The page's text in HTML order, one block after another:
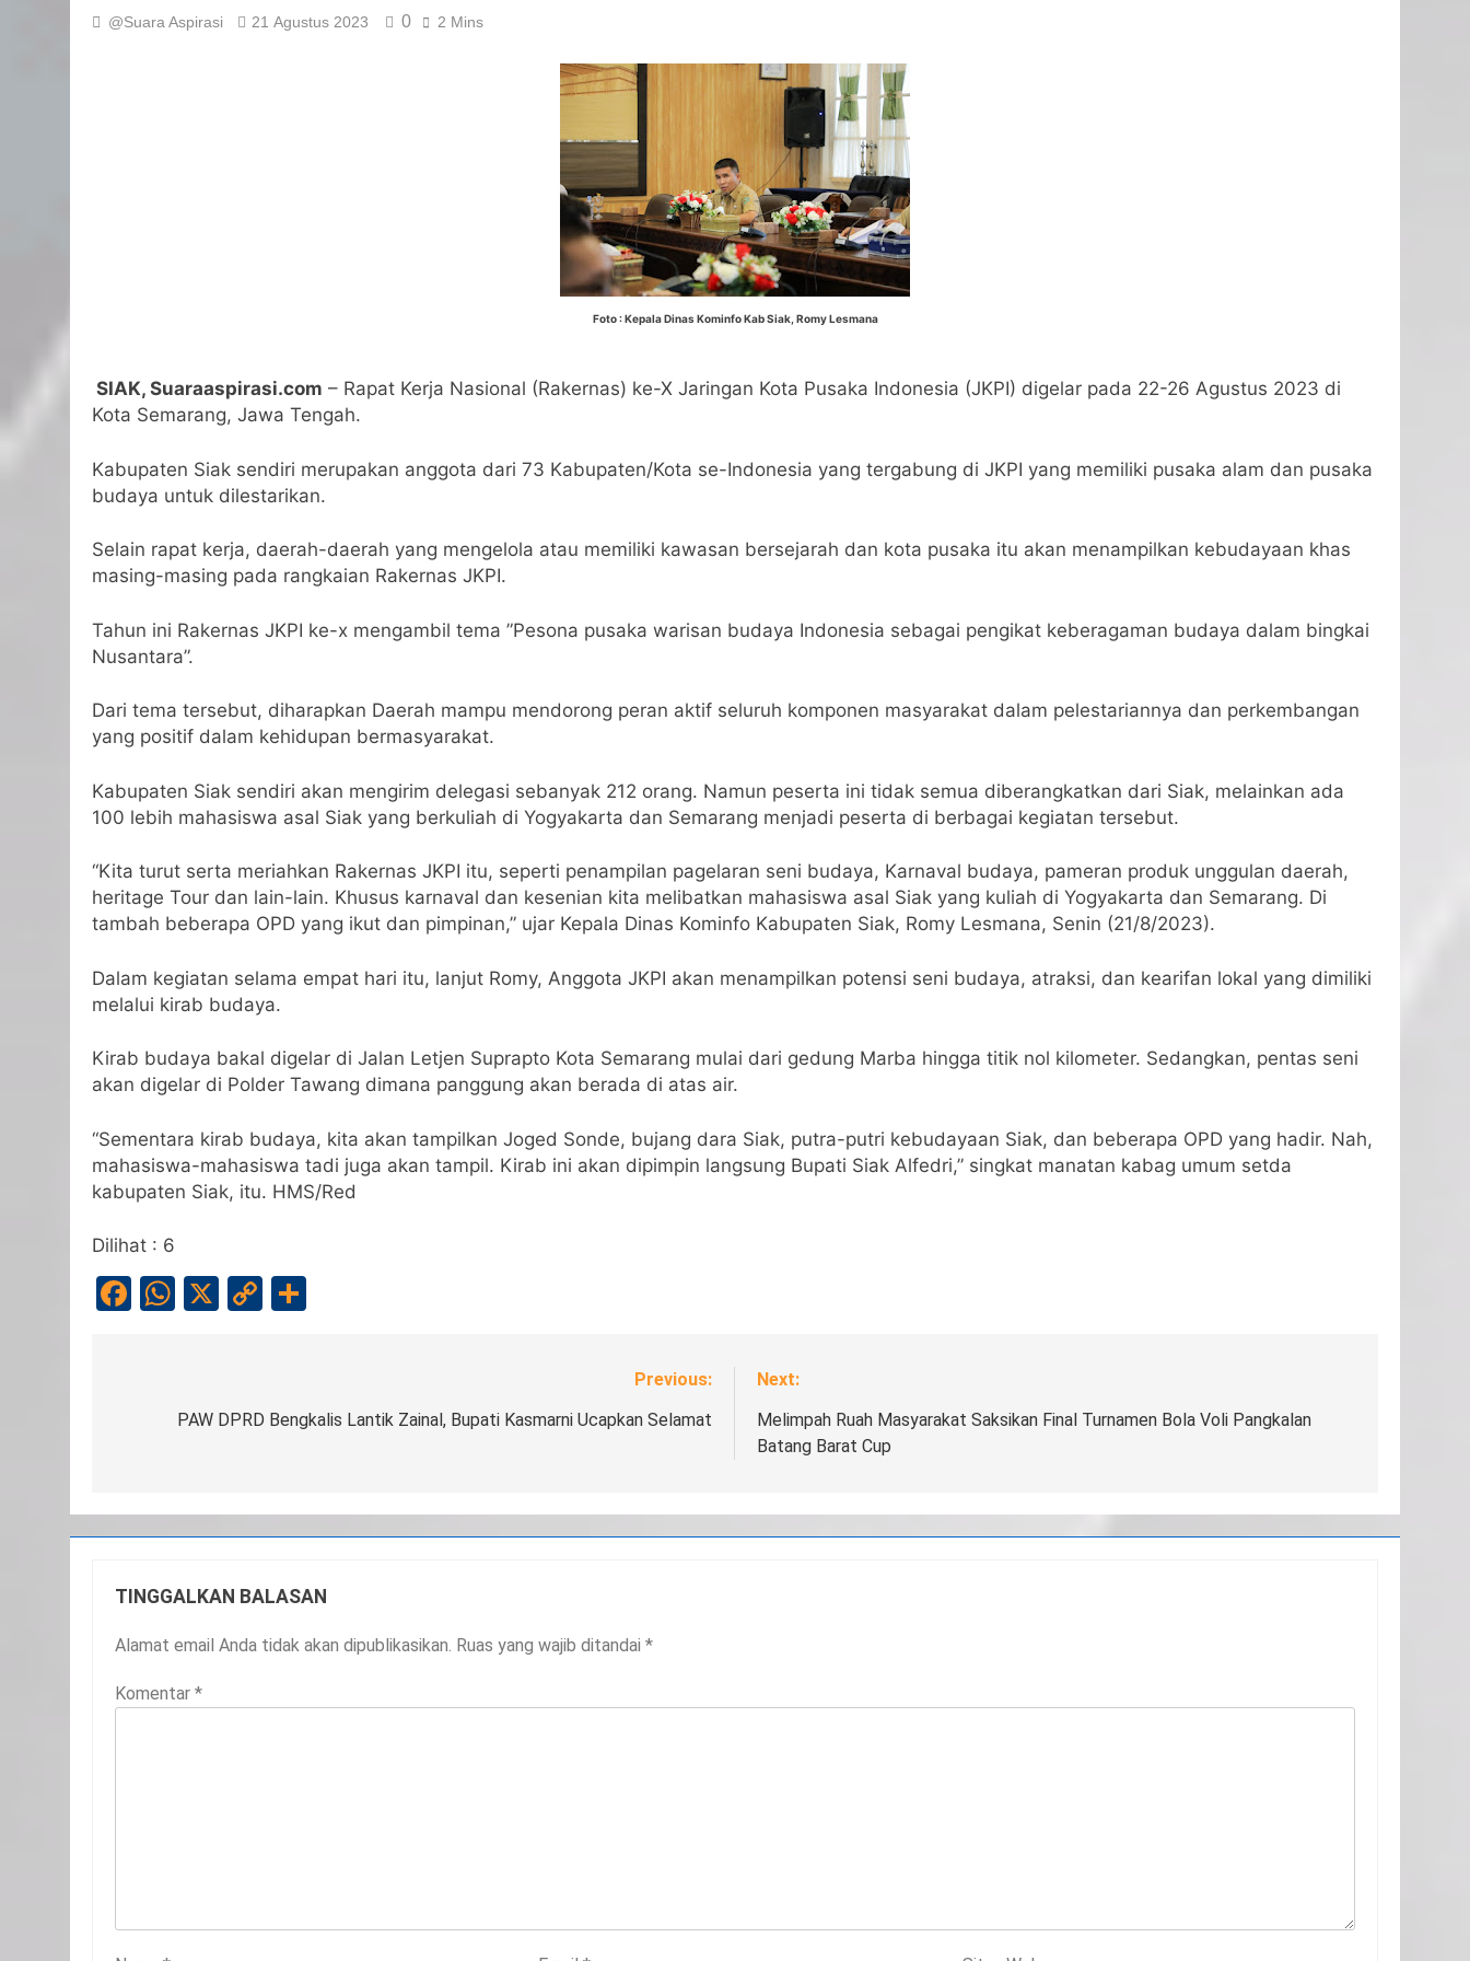
@Suara Aspirasi 21 Agustus 2023 0 2 Mins
Foto : Kepala Dinas Kominfo Kab Siak, Romy Lesmana
SIAK, Suaraaspirasi.com – Rapat Kerja Nasional (Rakernas) ke-X Jaringan Kota Pusaka Indonesia (JKPI) digelar pada 22-26 Agustus 2023 di
Kota Semarang, Jawa Tengah.
Kabupaten Siak sendiri merupakan anggota dari 73 Kabupaten/Kota se-Indonesia yang tergabung di JKPI yang memiliki pusaka alam dan pusaka
budaya untuk dilestarikan.
Selain rapat kerja, daerah-daerah yang mengelola atau memiliki kawasan bersejarah dan kota pusaka itu akan menampilkan kebudayaan khas
masing-masing pada rangkaian Rakernas JKPI.
Tahun ini Rakernas JKPI ke-x mengambil tema ”Pesona pusaka warisan budaya Indonesia sebagai pengikat keberagaman budaya dalam bingkai
Nusantara”.
Dari tema tersebut, diharapkan Daerah mampu mendorong peran aktif seluruh komponen masyarakat dalam pelestariannya dan perkembangan
yang positif dalam kehidupan bermasyarakat.
Kabupaten Siak sendiri akan mengirim delegasi sebanyak 212 orang. Namun peserta ini tidak semua diberangkatkan dari Siak, melainkan ada
100 lebih mahasiswa asal Siak yang berkuliah di Yogyakarta dan Semarang menjadi peserta di berbagai kegiatan tersebut.
“Kita turut serta meriahkan Rakernas JKPI itu, seperti penampilan pagelaran seni budaya, Karnaval budaya, pameran produk unggulan daerah,
heritage Tour dan lain-lain. Khusus karnaval dan kesenian kita melibatkan mahasiswa asal Siak yang kuliah di Yogyakarta dan Semarang. Di
tambah beberapa OPD yang ikut dan pimpinan,” ujar Kepala Dinas Kominfo Kabupaten Siak, Romy Lesmana, Senin (21/8/2023).
Dalam kegiatan selama empat hari itu, lanjut Romy, Anggota JKPI akan menampilkan potensi seni budaya, atraksi, dan kearifan lokal yang dimiliki
melalui kirab budaya.
Kirab budaya bakal digelar di Jalan Letjen Suprapto Kota Semarang mulai dari gedung Marba hingga titik nol kilometer. Sedangkan, pentas seni
akan digelar di Polder Tawang dimana panggung akan berada di atas air.
“Sementara kirab budaya, kita akan tampilkan Joged Sonde, bujang dara Siak, putra-putri kebudayaan Siak, dan beberapa OPD yang hadir. Nah,
mahasiswa-mahasiswa tadi juga akan tampil. Kirab ini akan dipimpin langsung Bupati Siak Alfedri,” singkat manatan kabag umum setda
kabupaten Siak, itu. HMS/Red
Dilihat : 6
Facebook
WhatsApp
X
Copy
Previous:
PAW DPRD Bengkalis Lantik Zainal, Bupati Kasmarni Ucapkan Selamat
Next:
Melimpah Ruah Masyarakat Saksikan Final Turnamen Bola Voli Pangkalan
Batang Barat Cup
TINGGALKAN BALASAN
Alamat email Anda tidak akan dipublikasikan. Ruas yang wajib ditandai *
Komentar *